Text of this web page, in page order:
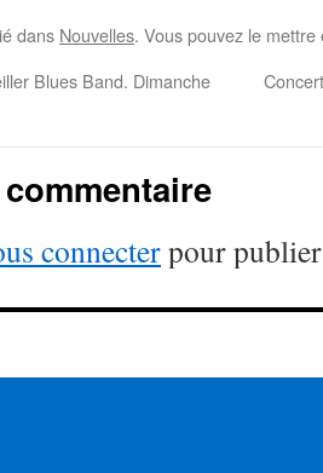
dans Nouvelles. Vous pouvez le
Blues Band. Dimanche
connecterpour